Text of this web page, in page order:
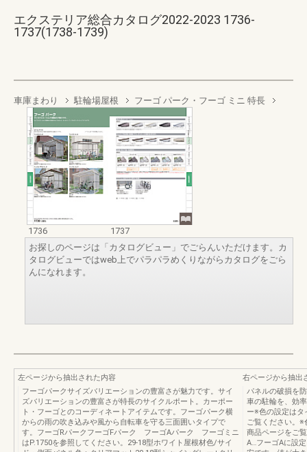
エクステリア総合カタログ2022-2023 1736-
1737(1738-1739)
車庫まわり 駐輪場屋根 フーゴ パーク・フーゴ ミニ 特長
1736
1737
お探しのページは「カタログビュー」でごらんいただけます。カ
タログビューではweb上でパラパラめくりながらカタログをごら
んになれます。
左ページから抽出された内容
フーゴパークサイズバリエーションの豊富さが魅力です。サイ
ズバリエーションの豊富さが特長のサイクルポート。カーポー
ト・フーゴとのコーディネートアイテムです。フーゴパーク横
からの雨の吹き込みや風から自転車を守る三面囲いタイプで
す。フーゴRパークフーゴFパーク フーゴAパーク フーゴミニ
はP.1750を参照してください。29-18型ホワイト屋根材色/サイ
右ページから抽出
パネルの破損を
車の駐輪を、効
ー※色の設定はタ
ご覧ください。※
商品ページをご
A…フーゴAに設定